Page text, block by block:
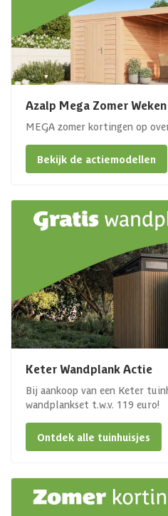
Azalp Mega Zomer Weken
MEGA zomer kortingen op
Bekijk de actiemodellen
Keter Wandplank Actie
Bij aankoop van een Keter
wandplankset t.w.v. 119 euro!
Ontdek alle tuinhuisjes